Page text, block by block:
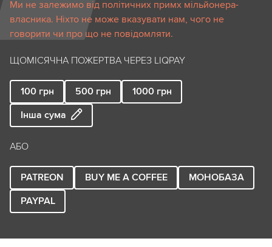
Ми не залежимо від політичних примх мільйонера-
власника. Ніхто не може вказувати нам, чого не
говорити чи про що не повідомляти.
ЩОМІСЯЧНА ПОЖЕРТВА ЧЕРЕЗ LIQPAY
100 грн 500 грн 1000 грн
Інша сума
АБО
PATREON BUY ME A COFFEE
МОНОБАЗА
PAYPAL